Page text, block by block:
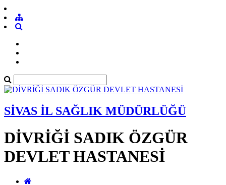
SİVAS İL SAĞLIK MÜDÜRLÜĞÜ
DİVRİĞİ SADIK ÖZGÜR
DEVLET HASTANESİ